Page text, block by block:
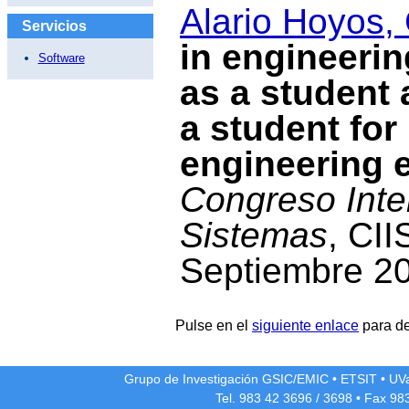
Servicios
Software
Alario Hoyos,
in
as a student
a student
engineering
Congreso
Sistemas,
Septiembre
Pulse en el siguiente enlace para
Grupo de Investigación GSIC/EMIC • ETSIT •
Tel. 983 42 3696 / 3698 • Fax